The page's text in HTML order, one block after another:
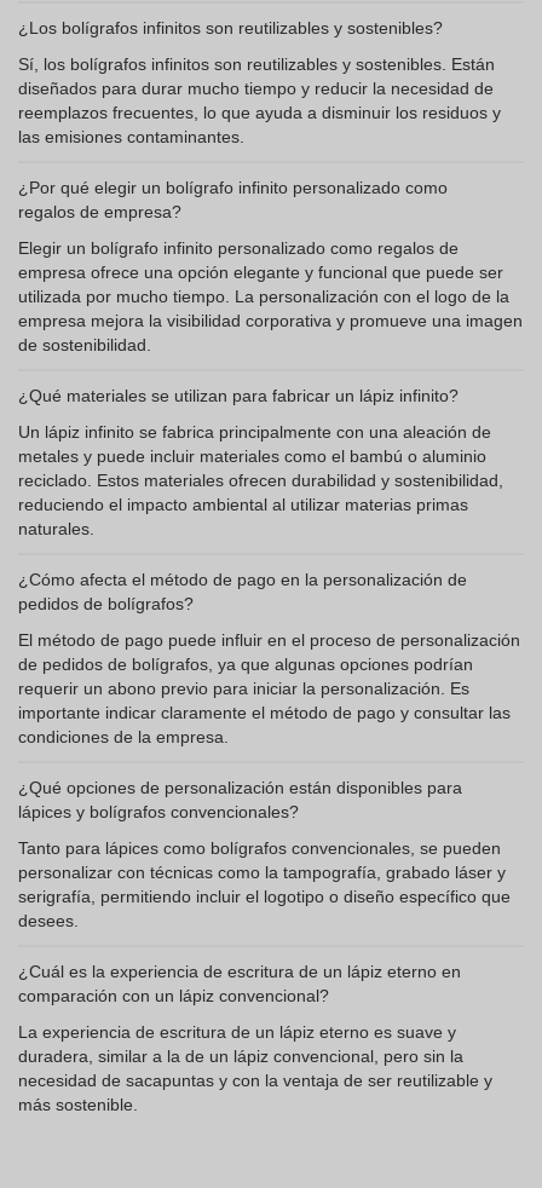
¿Los bolígrafos infinitos son reutilizables y sostenibles?
Sí, los bolígrafos infinitos son reutilizables y sostenibles. Están
diseñados para durar mucho tiempo y reducir la necesidad de
reemplazos frecuentes, lo que ayuda a disminuir los residuos y
las emisiones contaminantes.
¿Por qué elegir un bolígrafo infinito personalizado como
regalos de empresa?
Elegir un bolígrafo infinito personalizado como regalos de
empresa ofrece una opción elegante y funcional que puede ser
utilizada por mucho tiempo. La personalización con el logo de la
empresa mejora la visibilidad corporativa y promueve una imagen
de sostenibilidad.
¿Qué materiales se utilizan para fabricar un lápiz infinito?
Un lápiz infinito se fabrica principalmente con una aleación de
metales y puede incluir materiales como el bambú o aluminio
reciclado. Estos materiales ofrecen durabilidad y sostenibilidad,
reduciendo el impacto ambiental al utilizar materias primas
naturales.
¿Cómo afecta el método de pago en la personalización de
pedidos de bolígrafos?
El método de pago puede influir en el proceso de personalización
de pedidos de bolígrafos, ya que algunas opciones podrían
requerir un abono previo para iniciar la personalización. Es
importante indicar claramente el método de pago y consultar las
condiciones de la empresa.
¿Qué opciones de personalización están disponibles para
lápices y bolígrafos convencionales?
Tanto para lápices como bolígrafos convencionales, se pueden
personalizar con técnicas como la tampografía, grabado láser y
serigrafía, permitiendo incluir el logotipo o diseño específico que
desees.
¿Cuál es la experiencia de escritura de un lápiz eterno en
comparación con un lápiz convencional?
La experiencia de escritura de un lápiz eterno es suave y
duradera, similar a la de un lápiz convencional, pero sin la
necesidad de sacapuntas y con la ventaja de ser reutilizable y
más sostenible.